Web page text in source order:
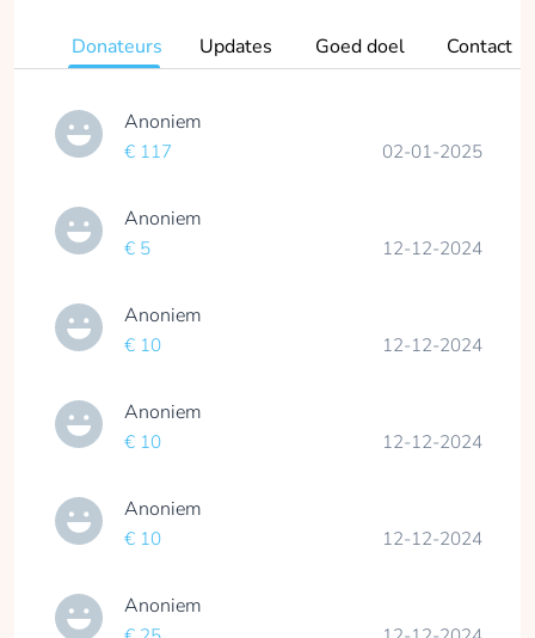
Donateurs Updates Goed doel Contact
Anoniem
€ 117 02-01-2025
Anoniem
€ 5 12-12-2024
Anoniem
€ 10 12-12-2024
Anoniem
€ 10 12-12-2024
Anoniem
€ 10 12-12-2024
Anoniem